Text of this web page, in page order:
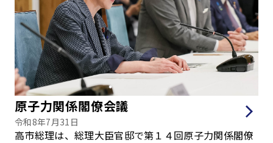
原子力関係閣僚会議
令和8年7月31日
高市総理は、総理大臣官邸で第１４回原子力関係閣僚